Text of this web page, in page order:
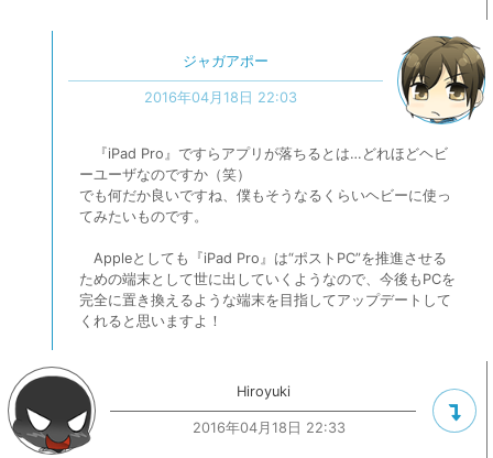
ジャガアポー
2016年04月18日 22:03
『iPad Pro』ですらアプリが落ちるとは…どれほどヘビ
ーユーザなのですか（笑）
でも何だか良いですね、僕もそうなるくらいヘビーに使っ
てみたいものです。
Appleとしても『iPad Pro』は“ポストPC”を推進させる
ための端末として世に出していくようなので、今後もPCを
完全に置き換えるような端末を目指してアップデートして
くれると思いますよ！
Hiroyuki
2016年04月18日 22:33